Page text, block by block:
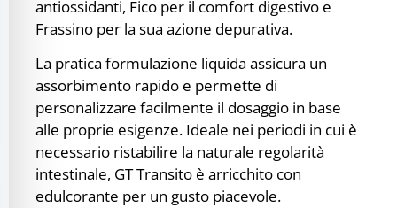
antiossidanti, Fico per il comfort digestivo e
Frassino per la sua azione depurativa.
La pratica formulazione liquida assicura un
assorbimento rapido e permette di
personalizzare facilmente il dosaggio in base
alle proprie esigenze. Ideale nei periodi in cui è
necessario ristabilire la naturale regolarità
intestinale, GT Transito è arricchito con
edulcorante per un gusto piacevole.